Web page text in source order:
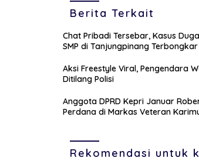
Berita Terkait
Chat Pribadi Tersebar, Kasus
SMP di Tanjungpinang Terbongkar
Aksi Freestyle Viral, Pengendara
Ditilang Polisi
Anggota DPRD Kepri Januar
Perdana di Markas Veteran
Rekomendasi untuk